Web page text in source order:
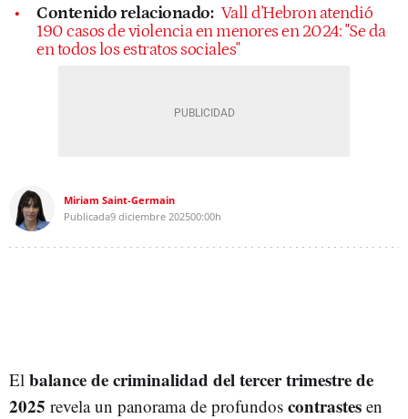
Contenido relacionado: Vall d'Hebron atendió
190 casos de violencia en menores en 2024: "Se da
en todos los estratos sociales"
Miriam Saint-Germain
Publicada9 diciembre 202500:00h
El balance de criminalidad del tercer trimestre de
2025 revela un panorama de profundos contrastes en